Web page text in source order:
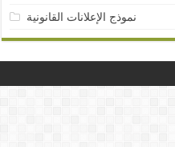
نموذج الإعلانات القانونية